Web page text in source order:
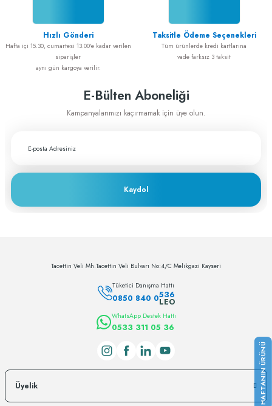
Hızlı Gönderi
Hafta içi 15.30, cumartesi 13.00'e kadar verilen
siparişler
aynı gün kargoya verilir.
Taksitle Ödeme Seçenekleri
Tüm ürünlerde kredi kartlarına
vade farksız 3 taksit
E-Bülten Aboneliği
Kampanyalarımızı kaçırmamak için üye olun.
Kaydol
Tacettin Veli Mh.Tacettin Veli Bulvarı No:4/C Melikgazi Kayseri
Tüketici Danışma Hattı
0850 840 0536
LEO
WhatsApp Destek Hattı
0533 311 05 36
Üyelik